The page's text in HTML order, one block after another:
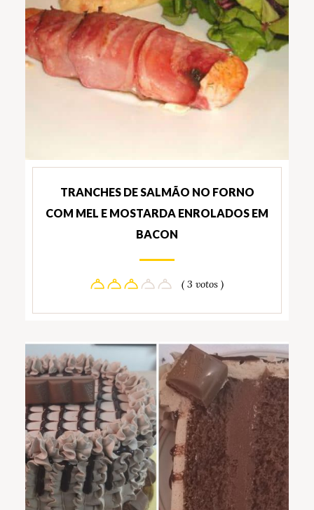
TRANCHES DE SALMÃO NO FORNO
COM MEL E MOSTARDA ENROLADOS EM
BACON
( 3 votos )